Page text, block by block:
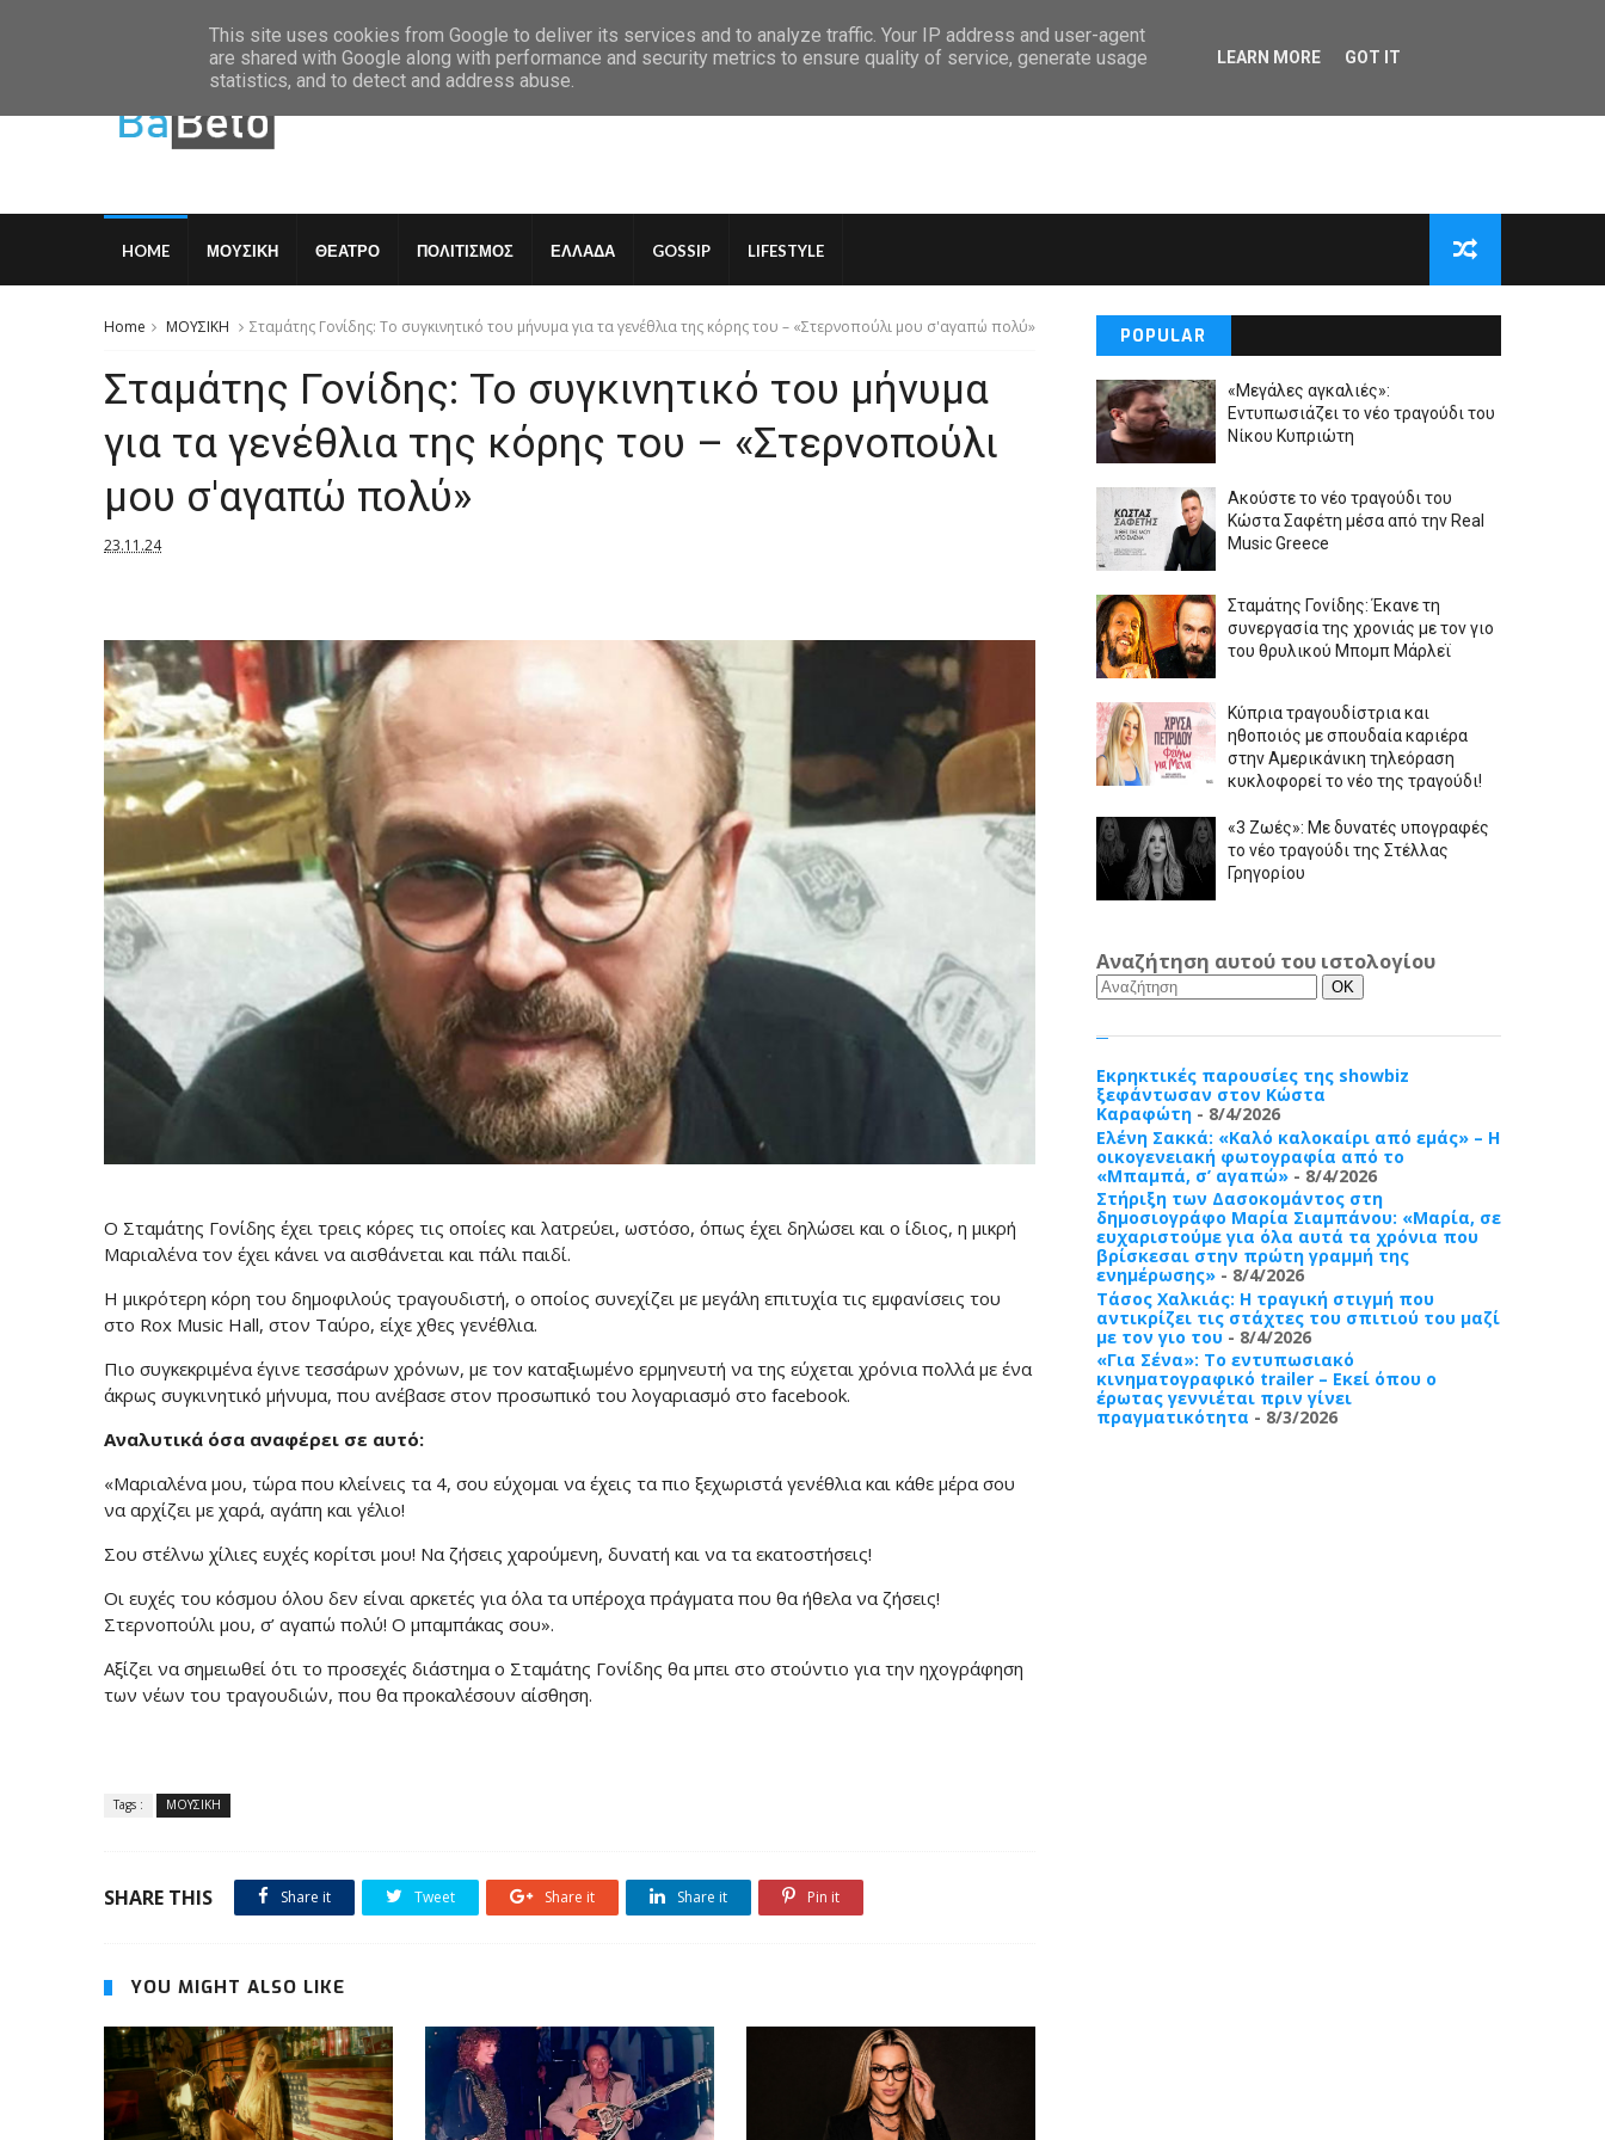
Thursday, August 6 2026
HOME ΜΟΥΣΙΚΗ ΘΕΑΤΡΟ ΠΟΛΙΤΙΣΜΟΣ ΕΛΛΑΔΑ GOSSIP LIFESTYLE
Home ΜΟΥΣΙΚΗ Σταμάτης Γονίδης: Το συγκινητικό του μήνυμα για τα γενέθλια της κόρης του – «Στερνοπούλι μου σ'αγαπώ πολύ»
Σταμάτης Γονίδης: Το συγκινητικό του μήνυμα
για τα γενέθλια της κόρης του – «Στερνοπούλι
μου σ'αγαπώ πολύ»
23.11.24
O Σταμάτης Γονίδης έχει τρεις κόρες τις οποίες και λατρεύει, ωστόσο, όπως έχει δηλώσει και ο ίδιος, η μικρή
Μαριαλένα τον έχει κάνει να αισθάνεται και πάλι παιδί.
Η μικρότερη κόρη του δημοφιλούς τραγουδιστή, ο οποίος συνεχίζει με μεγάλη επιτυχία τις εμφανίσεις του
στο Rox Music Hall, στον Ταύρο, είχε χθες γενέθλια.
Πιο συγκεκριμένα έγινε τεσσάρων χρόνων, με τον καταξιωμένο ερμηνευτή να της εύχεται χρόνια πολλά με ένα
άκρως συγκινητικό μήνυμα, που ανέβασε στον προσωπικό του λογαριασμό στο facebook.
Αναλυτικά όσα αναφέρει σε αυτό:
«Μαριαλένα μου, τώρα που κλείνεις τα 4, σου εύχομαι να έχεις τα πιο ξεχωριστά γενέθλια και κάθε μέρα σου
να αρχίζει με χαρά, αγάπη και γέλιο!
Σου στέλνω χίλιες ευχές κορίτσι μου! Να ζήσεις χαρούμενη, δυνατή και να τα εκατοστήσεις!
Οι ευχές του κόσμου όλου δεν είναι αρκετές για όλα τα υπέροχα πράγματα που θα ήθελα να ζήσεις!
Στερνοπούλι μου, σ’ αγαπώ πολύ! Ο μπαμπάκας σου».
Αξίζει να σημειωθεί ότι το προσεχές διάστημα ο Σταμάτης Γονίδης θα μπει στο στούντιο για την ηχογράφηση
των νέων του τραγουδιών, που θα προκαλέσουν αίσθηση.
Tags : ΜΟΥΣΙΚΗ
SHARE THIS Share it Tweet Share it Share it Pin it
YOU MIGHT ALSO LIKE
POPULAR
«Μεγάλες αγκαλιές»:
Εντυπωσιάζει το νέο τραγούδι του
Νίκου Κυπριώτη
Ακούστε το νέο τραγούδι του
Κώστα Σαφέτη μέσα από την Real
Music Greece
Σταμάτης Γονίδης: Έκανε τη
συνεργασία της χρονιάς με τον γιο
του θρυλικού Μπομπ Μάρλεϊ
Κύπρια τραγουδίστρια και
ηθοποιός με σπουδαία καριέρα
στην Αμερικάνικη τηλεόραση
κυκλοφορεί το νέο της τραγούδι!
«3 Ζωές»: Με δυνατές υπογραφές
το νέο τραγούδι της Στέλλας
Γρηγορίου
Αναζήτηση αυτού του ιστολογίου
Εκρηκτικές παρουσίες της showbiz
ξεφάντωσαν στον Κώστα
Καραφώτη- 8/4/2026
Ελένη Σακκά: «Καλό καλοκαίρι από εμάς» – Η
οικογενειακή φωτογραφία από το
«Μπαμπά, σ’ αγαπώ»- 8/4/2026
Στήριξη των Δασοκομάντος στη
δημοσιογράφο Μαρία Σιαμπάνου: «Μαρία, σε
ευχαριστούμε για όλα αυτά τα χρόνια που
βρίσκεσαι στην πρώτη γραμμή της
ενημέρωσης»- 8/4/2026
Τάσος Χαλκιάς: Η τραγική στιγμή που
αντικρίζει τις στάχτες του σπιτιού του μαζί
με τον γιο του- 8/4/2026
«Για Σένα»: Το εντυπωσιακό
κινηματογραφικό trailer – Εκεί όπου ο
έρωτας γεννιέται πριν γίνει
πραγματικότητα - 8/3/2026
This site uses cookies from Google to deliver its services and to analyze traffic. Your IP address and user-agent
are shared with Google along with performance and security metrics to ensure quality of service, generate usage
statistics, and to detect and address abuse.
LEARN MORE GOT IT